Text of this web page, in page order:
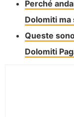
Perché
Dolomiti ma
Queste
Dolomiti